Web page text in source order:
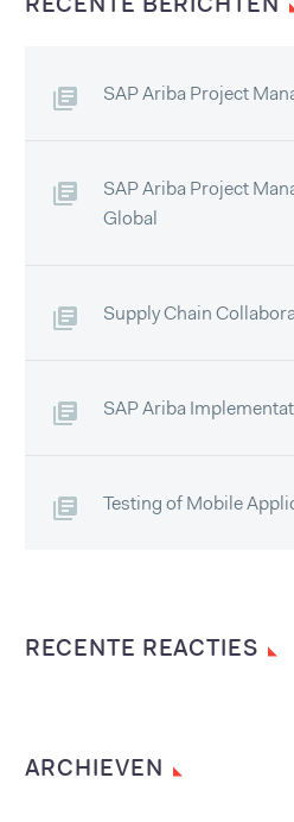
SAP Ariba Project
SAP Ariba Project
Global
Supply Chain
SAP Ariba
Testing of Mobile
RECENTE REACTIES
ARCHIEVEN